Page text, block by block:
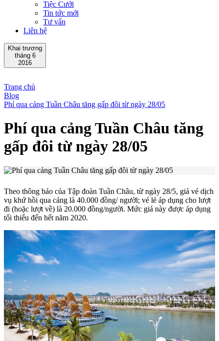
Tiệc Cưới
Tin tức mới
Tư vấn
Liên hệ
Khai trương
tháng 6
2016
Trang chủ
Blog
Phí qua cảng Tuần Châu tăng gấp đôi từ ngày 28/05
Phí qua cảng Tuần Châu tăng
gấp đôi từ ngày 28/05
Theo thông báo của Tập đoàn Tuần Châu, từ ngày 28/5, giá vé dịch
vụ khứ hồi qua cảng là 40.000 đồng/ người; vé lẻ áp dụng cho lượt
đi (hoặc lượt về) là 20.000 đồng/người. Mức giá này được áp dụng
tối thiểu đến hết năm 2020.